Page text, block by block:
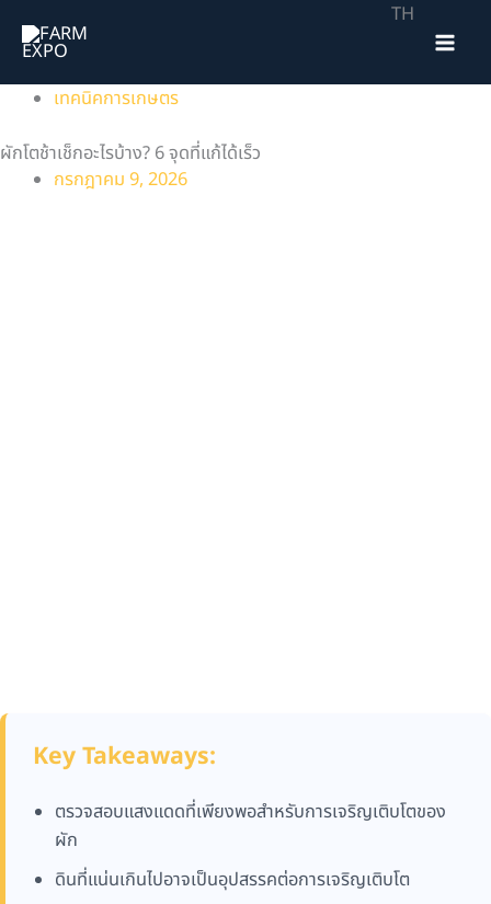
เทคนิคการเกษตร
ผักโตช้าเช็กอะไรบ้าง? 6 จุดที่แก้ได้เร็ว
กรกฎาคม 9, 2026
Key Takeaways:
ตรวจสอบแสงแดดที่เพียงพอสำหรับการเจริญเติบโตของ
ผัก
ดินที่แน่นเกินไปอาจเป็นอุปสรรคต่อการเจริญเติบโต
TH